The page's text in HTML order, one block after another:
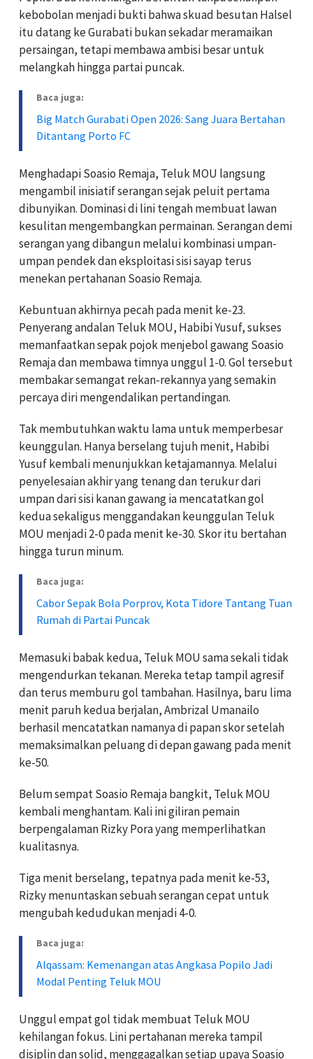
kebobolan menjadi bukti bahwa skuad besutan Halsel
itu datang ke Gurabati bukan sekadar meramaikan
persaingan, tetapi membawa ambisi besar untuk
melangkah hingga partai puncak.
Baca juga:
Big Match Gurabati Open 2026: Sang Juara Bertahan
Ditantang Porto FC
Menghadapi Soasio Remaja, Teluk MOU langsung
mengambil inisiatif serangan sejak peluit pertama
dibunyikan. Dominasi di lini tengah membuat lawan
kesulitan mengembangkan permainan. Serangan demi
serangan yang dibangun melalui kombinasi umpan-
umpan pendek dan eksploitasi sisi sayap terus
menekan pertahanan Soasio Remaja.
Kebuntuan akhirnya pecah pada menit ke-23.
Penyerang andalan Teluk MOU, Habibi Yusuf, sukses
memanfaatkan sepak pojok menjebol gawang Soasio
Remaja dan membawa timnya unggul 1-0. Gol tersebut
membakar semangat rekan-rekannya yang semakin
percaya diri mengendalikan pertandingan.
Tak membutuhkan waktu lama untuk memperbesar
keunggulan. Hanya berselang tujuh menit, Habibi
Yusuf kembali menunjukkan ketajamannya. Melalui
penyelesaian akhir yang tenang dan terukur dari
umpan dari sisi kanan gawang ia mencatatkan gol
kedua sekaligus menggandakan keunggulan Teluk
MOU menjadi 2-0 pada menit ke-30. Skor itu bertahan
hingga turun minum.
Baca juga:
Cabor Sepak Bola Porprov, Kota Tidore Tantang Tuan
Rumah di Partai Puncak
Memasuki babak kedua, Teluk MOU sama sekali tidak
mengendurkan tekanan. Mereka tetap tampil agresif
dan terus memburu gol tambahan. Hasilnya, baru lima
menit paruh kedua berjalan, Ambrizal Umanailo
berhasil mencatatkan namanya di papan skor setelah
memaksimalkan peluang di depan gawang pada menit
ke-50.
Belum sempat Soasio Remaja bangkit, Teluk MOU
kembali menghantam. Kali ini giliran pemain
berpengalaman Rizky Pora yang memperlihatkan
kualitasnya.
Tiga menit berselang, tepatnya pada menit ke-53,
Rizky menuntaskan sebuah serangan cepat untuk
mengubah kedudukan menjadi 4-0.
Baca juga:
Alqassam: Kemenangan atas Angkasa Popilo Jadi
Modal Penting Teluk MOU
Unggul empat gol tidak membuat Teluk MOU
kehilangan fokus. Lini pertahanan mereka tampil
disiplin dan solid, menggagalkan setiap upaya Soasio